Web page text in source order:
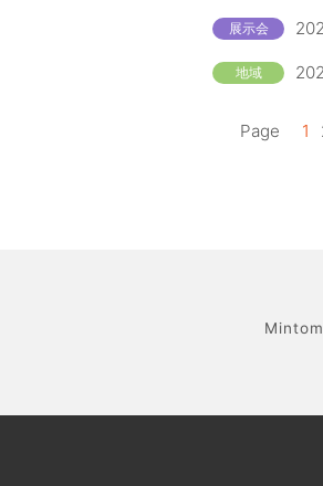
展示会
地域
Page 1